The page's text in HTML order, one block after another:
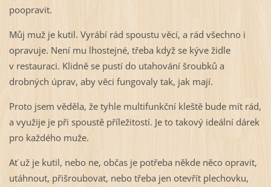
poopravit.
Můj muž je kutil. Vyrábí rád spoustu věcí, a rád všechno i
opravuje. Není mu lhostejné, třeba když se kýve židle
v restauraci. Klidně se pustí do utahování šroubků a
drobných úprav, aby věci fungovaly tak, jak mají.
Proto jsem věděla, že tyhle multifunkční kleště bude mít rád,
a využije je při spoustě příležitostí. Je to takový ideální dárek
pro každého muže.
Ať už je kutil, nebo ne, občas je potřeba někde něco opravit,
utáhnout, přišroubovat, nebo třeba jen otevřít plechovku,